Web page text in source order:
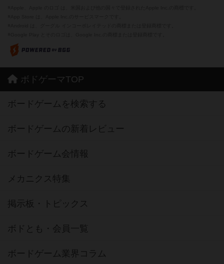
ボドゲーマTOP
ボードゲームを検索する
ボードゲームの新着レビュー
ボードゲーム会情報
メカニクス特集
掲示板・トピックス
ボドとも・会員一覧
ボードゲーム業界コラム